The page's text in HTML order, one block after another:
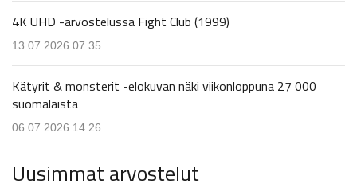
4K UHD -arvostelussa Fight Club (1999)
13.07.2026 07.35
Kätyrit & monsterit -elokuvan näki viikonloppuna 27 000
suomalaista
06.07.2026 14.26
Uusimmat arvostelut